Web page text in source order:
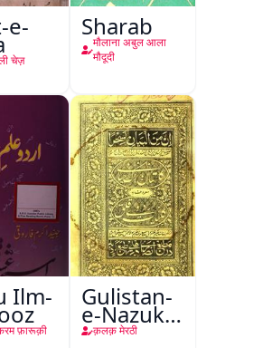
e-
चेज़
Sharab
मौलाना अबुल आला
मौदूदी
Ilm-
फ़ारूक़ी
Gulistan-
e-Nazuk
Khayal
क़लक़ मेरठी